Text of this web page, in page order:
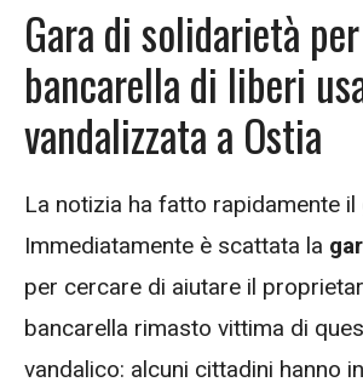
Gara di solidarietà
bancarella di liberi
vandalizzata a Ostia
La notizia ha fatto rapidamente
Immediatamente è scattata la
per cercare di aiutare il
bancarella rimasto vittima di
vandalico: alcuni cittadini hanno